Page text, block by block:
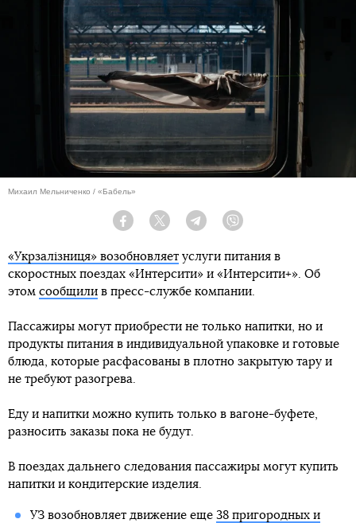
Михаил Мельниченко / «Бабель»
Facebook Twitter Telegram
«Укрзалізниця» возобновляет услуги питания в
скоростных поездах «Интерсити» и «Интерсити+». Об
этом сообщили в пресс-службе компании.
Пассажиры могут приобрести не только напитки, но и
продукты питания в индивидуальной упаковке и готовые
блюда, которые расфасованы в плотно закрытую тару и
не требуют разогрева.
Еду и напитки можно купить только в вагоне-буфете,
разносить заказы пока не будут.
В поездах дальнего следования пассажиры могут купить
напитки и кондитерские изделия.
УЗ возобновляет движение еще 38 пригородных и